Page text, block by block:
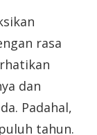
rasa
dan
Padahal,
tahun.